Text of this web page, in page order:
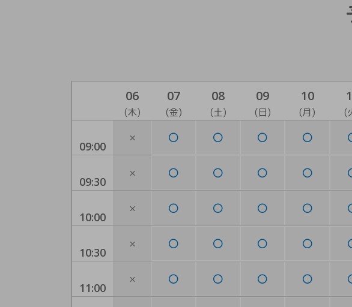
06
(木)
07
(金)
08
(土)
09
(日)
10
(月) (
09:00
×
09:30
×
10:00
×
10:30
×
11:00
×